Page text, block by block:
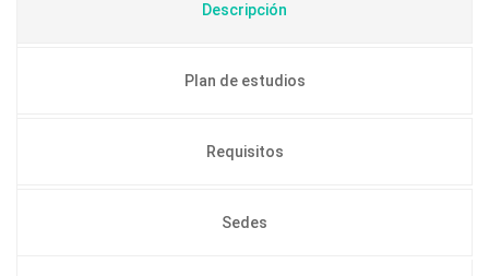
Descripción
Plan de estudios
Requisitos
Sedes